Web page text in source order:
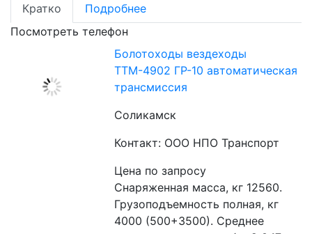
Кратко
Подробнее
Посмотреть телефон
Болотоходы вездеходы
ТТМ-4902 ГР-10 автоматическая
трансмиссия
Соликамск
Контакт: ООО НПО Транспорт
Цена по запросу
Снаряженная масса, кг 12560.
Грузоподъемность полная, кг
4000 (500+3500). Среднее